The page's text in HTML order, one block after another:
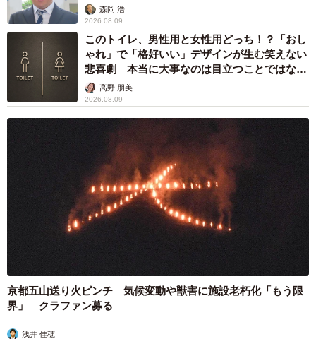
森岡 浩
2026.08.09
このトイレ、男性用と女性用どっち！？「おし
ゃれ」で「格好いい」デザインが生む笑えない
悲喜劇 本当に大事なのは目立つことではな
く…高野 朋美
2026.08.09
京都五山送り火ピンチ 気候変動や獣害に施設老朽化「もう限
界」 クラファン募る
浅井 佳穂